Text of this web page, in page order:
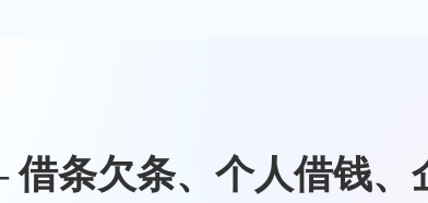
条欠条、个人借钱、